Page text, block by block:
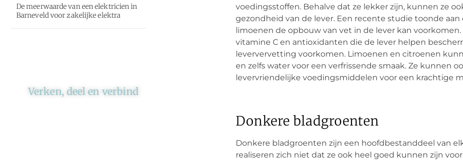
De meerwaarde van een elektricien in
Barneveld voor zakelijke elektra
Verken, deel en verbind
voedingsstoffen. Behalve dat ze lekker zijn, kunnen ze
gezondheid van de lever. Een recente studie toonde
limoenen de opbouw van vet in de lever kan
vitamine C en antioxidanten die de lever helpen
leververvetting voorkomen. Limoenen en citroenen
en zelfs water voor een verfrissende smaak. Ze kunnen
levervriendelijke voedingsmiddelen voor een krachtige
Donkere bladgroenten
Donkere bladgroenten zijn een hoofdbestanddeel van
realiseren zich niet dat ze ook heel goed kunnen zijn